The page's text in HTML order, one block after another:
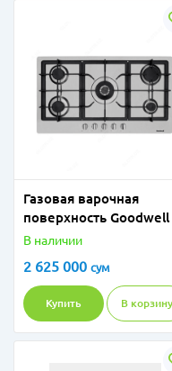
Газовая варочная
поверхность Goodwell
9516 P27 IS
В наличии
2 625 000 сум
Купить В корзину